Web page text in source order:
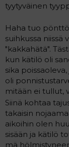
tyytyväinen
Haha tuo
suihkussa niissä
"kakkahätä".
kun kätilö oli
sika
oli
mitään ei tullut,
Siinä kohtaa
takaisin
aikoihin olen
sisään ja kätilö
mä